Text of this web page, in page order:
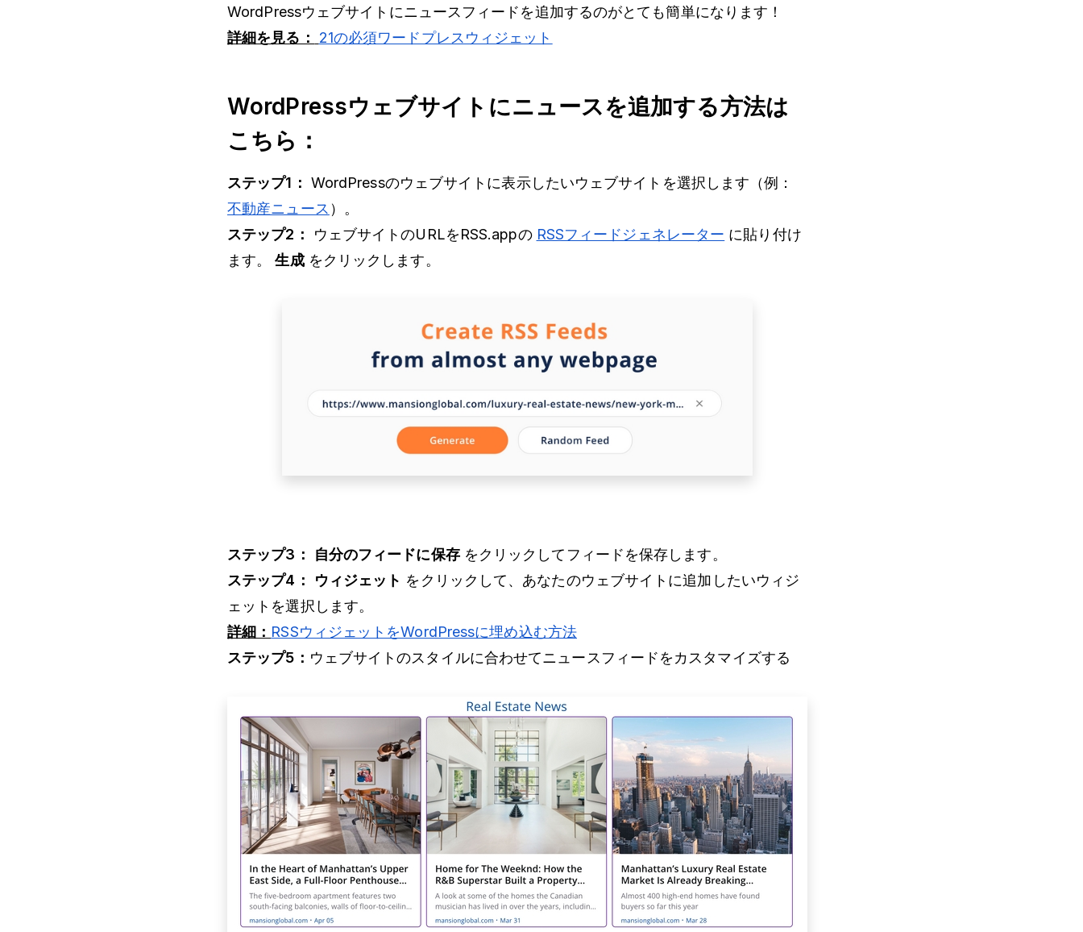
WordPressウェブサイトにニュースフィードを追加するのがとても簡単になります！
詳細を見る：
21の必須ワードプレスウィジェット
WordPressウェブサイトにニュースを追加する方法は
こちら：
ステップ1： WordPressのウェブサイトに表示したいウェブサイトを選択します（例：
不動産ニュース ）。
ステップ2：
ウェブサイトのURLをRSS.appの RSSフィードジェネレーター に貼り付け
ます。生成をクリックします。
ステップ3： 自分のフィードに保存をクリックしてフィードを保存します。
ステップ4：
ウィジェット をクリックして、あなたのウェブサイトに追加したいウィジ
ェットを選択します。
詳細： RSSウィジェットをWordPressに埋め込む方法
ステップ5： ウェブサイトのスタイルに合わせてニュースフィードをカスタマイズする